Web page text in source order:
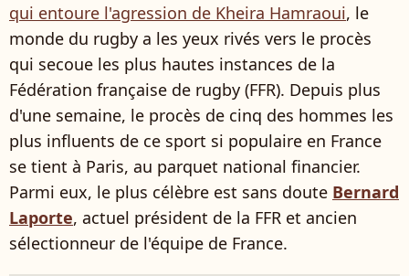
qui entoure l'agression de Kheira Hamraoui, le
monde du rugby a les yeux rivés vers le procès
qui secoue les plus hautes instances de la
Fédération française de rugby (FFR). Depuis plus
d'une semaine, le procès de cinq des hommes les
plus influents de ce sport si populaire en France
se tient à Paris, au parquet national financier.
Parmi eux, le plus célèbre est sans doute Bernard
Laporte, actuel président de la FFR et ancien
sélectionneur de l'équipe de France.